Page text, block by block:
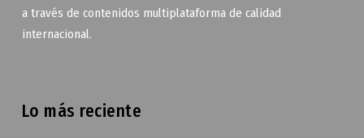
a través de contenidos multiplataforma de calidad
internacional.
Lo más reciente